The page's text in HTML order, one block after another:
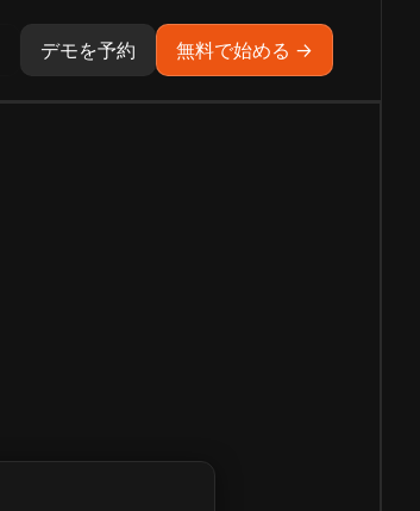
デモを予約 無料で始める →